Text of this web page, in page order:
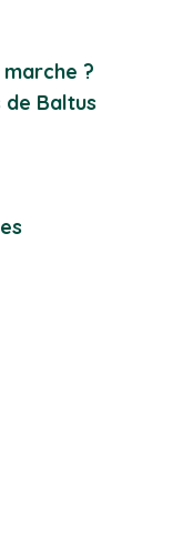
?
de Baltus